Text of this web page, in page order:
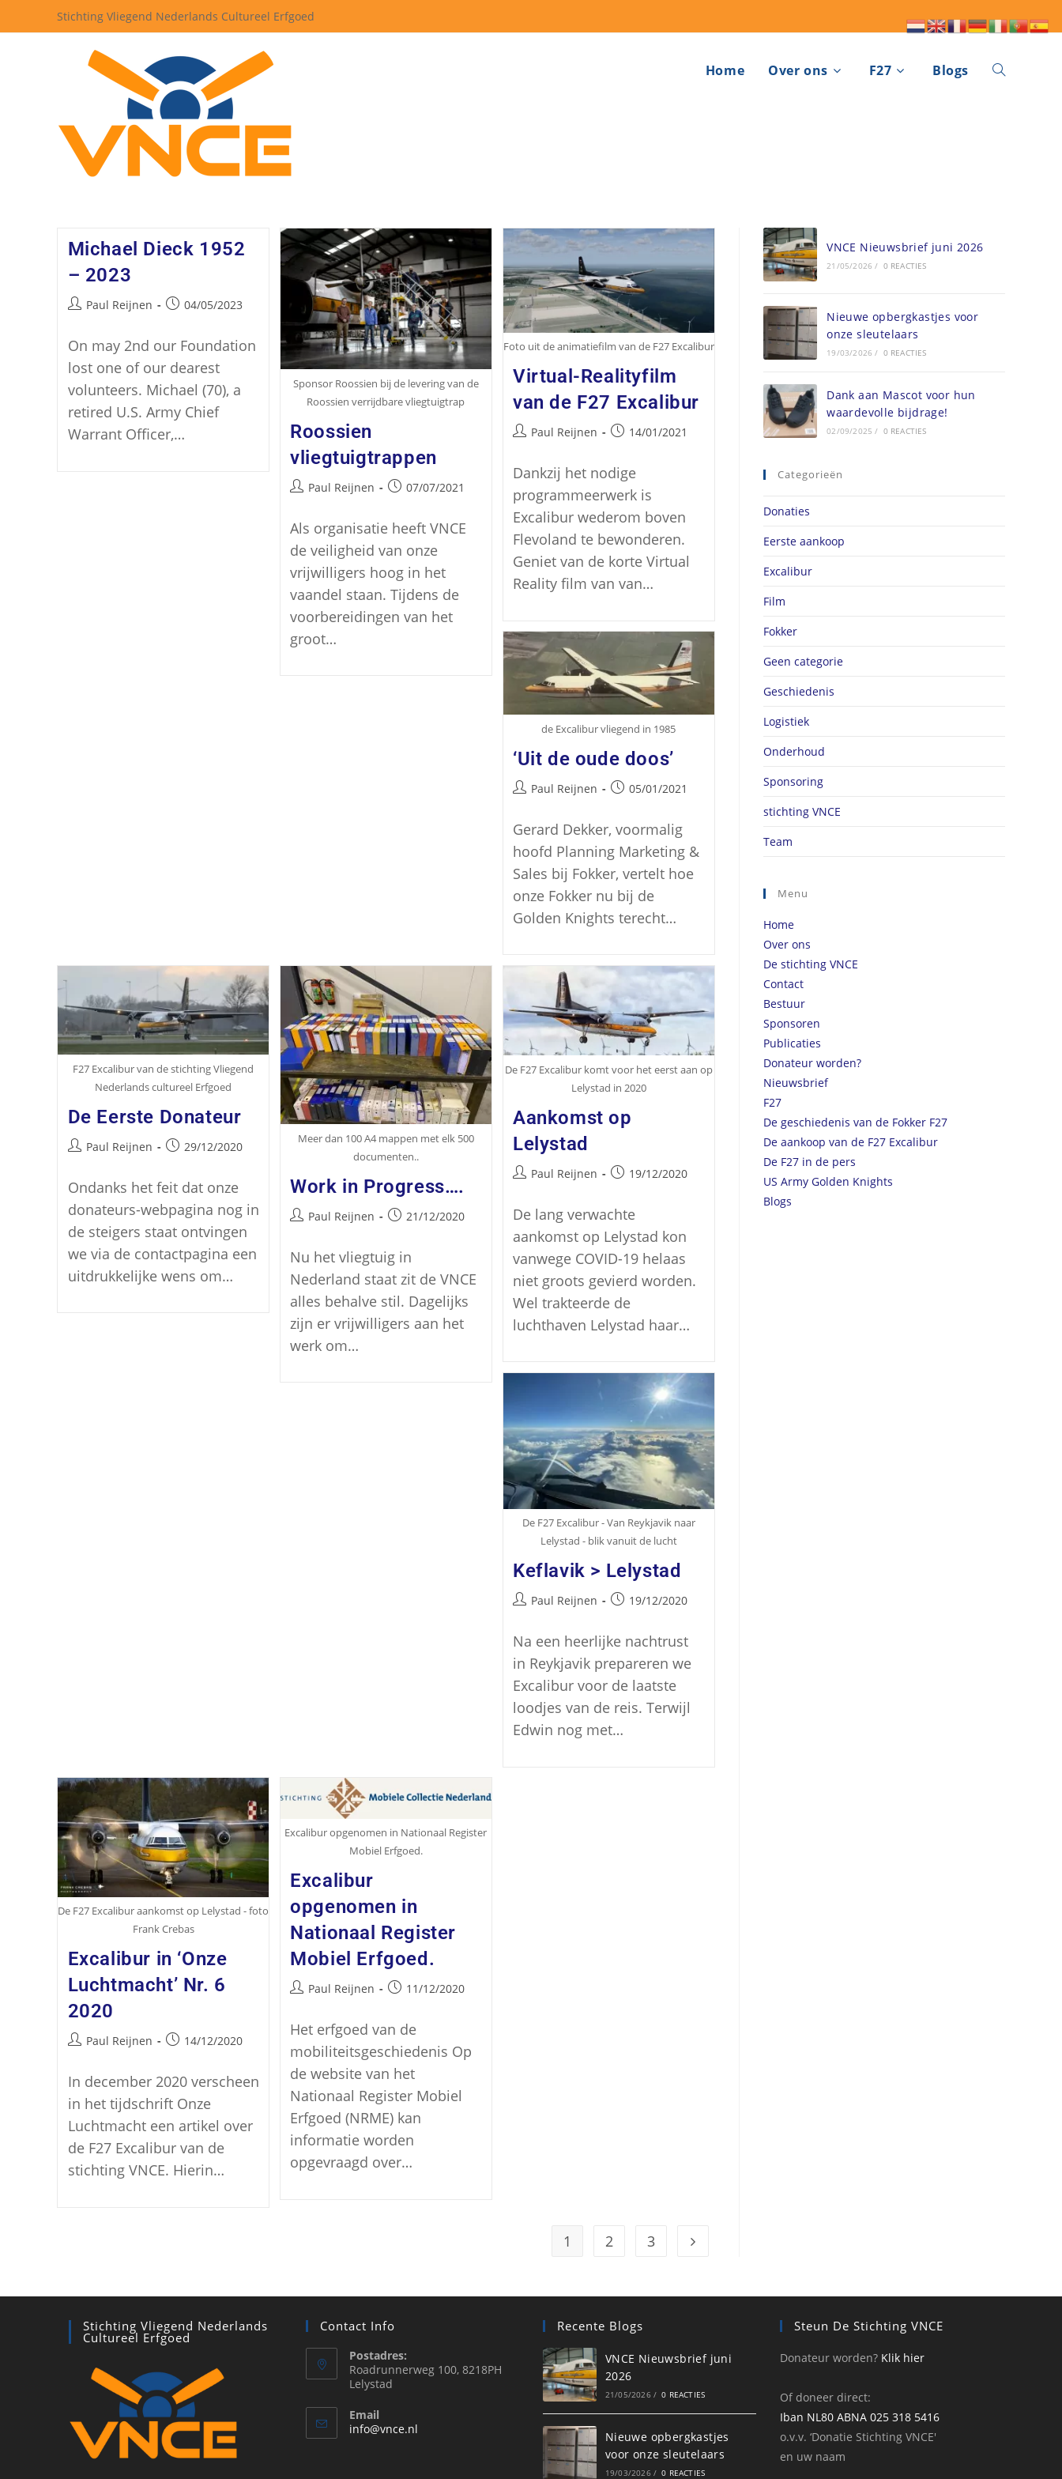
Stichting Vliegend Nederlands Cultureel Erfgoed
Home Over ons F27 Blogs
Michael Dieck 1952
– 2023
Paul Reijnen 04/05/2023
On may 2nd our Foundation
lost one of our dearest
volunteers. Michael (70), a
retired U.S. Army Chief
Warrant Officer,…
Sponsor Roossien bij de levering van de
Roossien verrijdbare vliegtuigtrap
Roossien
vliegtuigtrappen
Paul Reijnen 07/07/2021
Als organisatie heeft VNCE
de veiligheid van onze
vrijwilligers hoog in het
vaandel staan. Tijdens de
voorbereidingen van het
groot…
Foto uit de animatiefilm van de F27 Excalibur
Virtual-Realityfilm
van de F27 Excalibur
Paul Reijnen 14/01/2021
Dankzij het nodige
programmeerwerk is
Excalibur wederom boven
Flevoland te bewonderen.
Geniet van de korte Virtual
Reality film van van…
de Excalibur vliegend in 1985
‘Uit de oude doos’
Paul Reijnen 05/01/2021
Gerard Dekker, voormalig
hoofd Planning Marketing &
Sales bij Fokker, vertelt hoe
onze Fokker nu bij de
Golden Knights terecht…
F27 Excalibur van de stichting Vliegend
Nederlands cultureel Erfgoed
De Eerste Donateur
Paul Reijnen 29/12/2020
Ondanks het feit dat onze
donateurs-webpagina nog in
de steigers staat ontvingen
we via de contactpagina een
uitdrukkelijke wens om…
Meer dan 100 A4 mappen met elk 500
documenten..
Work in Progress….
Paul Reijnen 21/12/2020
Nu het vliegtuig in
Nederland staat zit de VNCE
alles behalve stil. Dagelijks
zijn er vrijwilligers aan het
werk om…
De F27 Excalibur komt voor het eerst aan op
Lelystad in 2020
Aankomst op
Lelystad
Paul Reijnen 19/12/2020
De lang verwachte
aankomst op Lelystad kon
vanwege COVID-19 helaas
niet groots gevierd worden.
Wel trakteerde de
luchthaven Lelystad haar…
De F27 Excalibur - Van Reykjavik naar
Lelystad - blik vanuit de lucht
Keflavik > Lelystad
Paul Reijnen 19/12/2020
Na een heerlijke nachtrust
in Reykjavik prepareren we
Excalibur voor de laatste
loodjes van de reis. Terwijl
Edwin nog met…
De F27 Excalibur aankomst op Lelystad - foto
Frank Crebas
Excalibur in ‘Onze
Luchtmacht’ Nr. 6
2020
Paul Reijnen 14/12/2020
In december 2020 verscheen
in het tijdschrift Onze
Luchtmacht een artikel over
de F27 Excalibur van de
stichting VNCE. Hierin…
Excalibur opgenomen in Nationaal Register
Mobiel Erfgoed.
Excalibur
opgenomen in
Nationaal Register
Mobiel Erfgoed.
Paul Reijnen 11/12/2020
Het erfgoed van de
mobiliteitsgeschiedenis Op
de website van het
Nationaal Register Mobiel
Erfgoed (NRME) kan
informatie worden
opgevraagd over…
1 2 3
VNCE Nieuwsbrief juni 2026
21/05/2026 / 0 REACTIES
Nieuwe opbergkastjes voor
onze sleutelaars
19/03/2026 / 0 REACTIES
Dank aan Mascot voor hun
waardevolle bijdrage!
02/09/2025 / 0 REACTIES
Categorieën
Donaties
Eerste aankoop
Excalibur
Film
Fokker
Geen categorie
Geschiedenis
Logistiek
Onderhoud
Sponsoring
stichting VNCE
Team
Menu
Home
Over ons
De stichting VNCE
Contact
Bestuur
Sponsoren
Publicaties
Donateur worden?
Nieuwsbrief
F27
De geschiedenis van de Fokker F27
De aankoop van de F27 Excalibur
De F27 in de pers
US Army Golden Knights
Blogs
Stichting Vliegend Nederlands
Cultureel Erfgoed
Contact Info
Postadres:
Roadrunnerweg 100, 8218PH
Lelystad
Email
info@vnce.nl
Recente Blogs
VNCE Nieuwsbrief juni
2026
21/05/2026 / 0 REACTIES
Nieuwe opbergkastjes
voor onze sleutelaars
19/03/2026 / 0 REACTIES
Steun De Stichting VNCE
Donateur worden? Klik hier
Of doneer direct:
Iban NL80 ABNA 025 318 5416
o.v.v. ‘Donatie Stichting VNCE'
en uw naam